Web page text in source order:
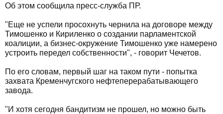
Об этом сообщила пресс-служба ПР.
"Еще не успели просохнуть чернила на договоре между
Тимошенко и Кириленко о создании парламентской
коалиции, а бизнес-окружение Тимошенко уже намерено
устроить передел собственности", - говорит Чечетов.
По его словам, первый шаг на таком пути - попытка
захвата Кременчугского нефтеперерабатывающего
завода.
"И хотя сегодня бандитизм не прошел, но можно быть